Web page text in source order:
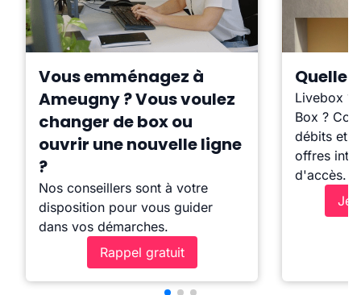
Vous emménagez à
Ameugny ? Vous voulez
changer de box ou
ouvrir une nouvelle ligne
?
Nos conseillers sont à votre
disposition pour vous guider
dans vos démarches.
Rappel gratuit
Quelle
Livebox ?
Box ?
débits et
offres
d'accès.
Je